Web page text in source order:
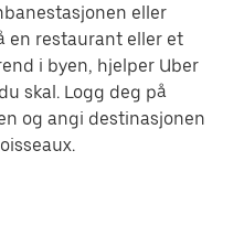
eller
en restaurant eller et
i byen, hjelper Uber
skal. Logg deg på
og angi destinasjonen